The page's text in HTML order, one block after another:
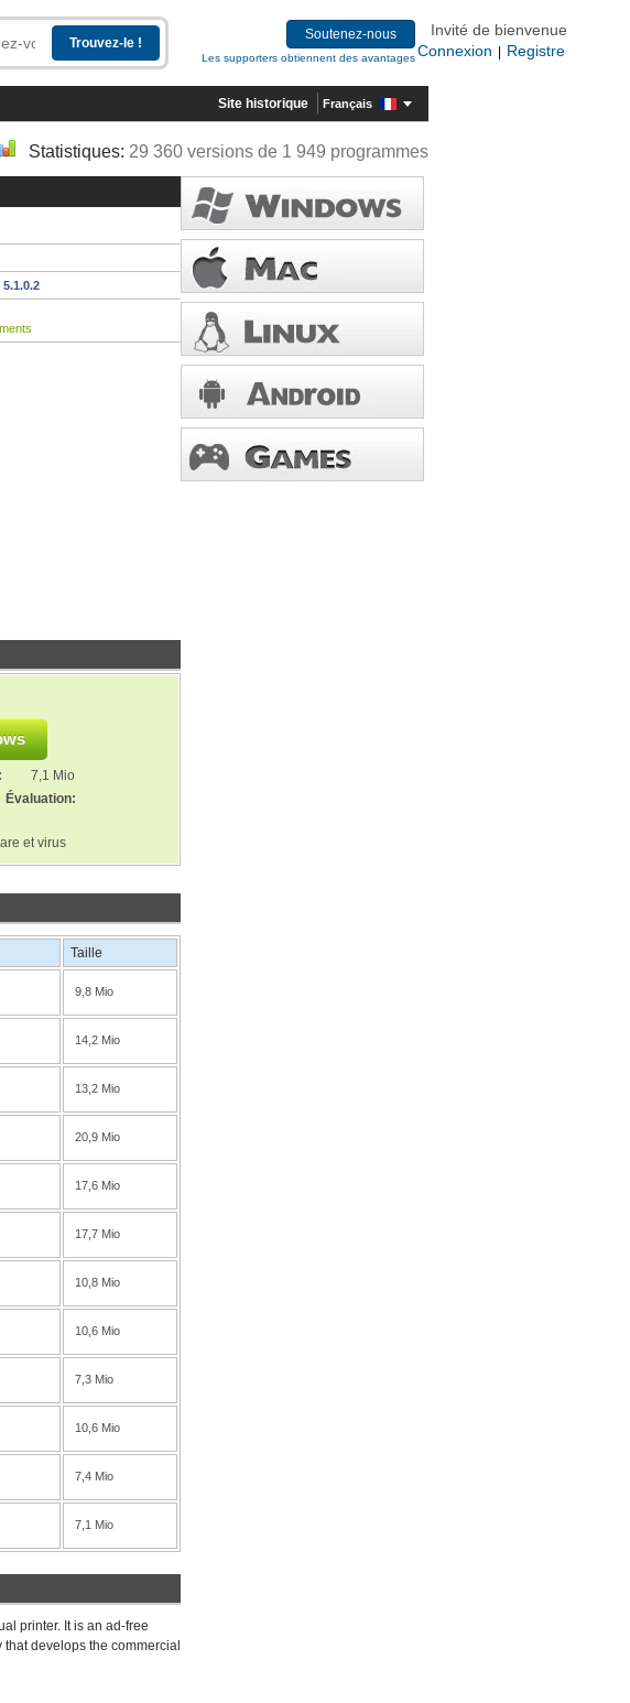
Soutenez-nous
Les supporters obtiennent des avantages
Invité de bienvenue
Connexion
Registre
Site historique Français
Statistiques: 29 360 versions de 1 949 programmes
7,1 Mio
Évaluation:
et virus
Taille
9,8 Mio
14,2 Mio
13,2 Mio
20,9 Mio
17,6 Mio
17,7 Mio
10,8 Mio
10,6 Mio
7,3 Mio
10,6 Mio
7,4 Mio
7,1 Mio
printer. It is an ad-free
develops the commercial